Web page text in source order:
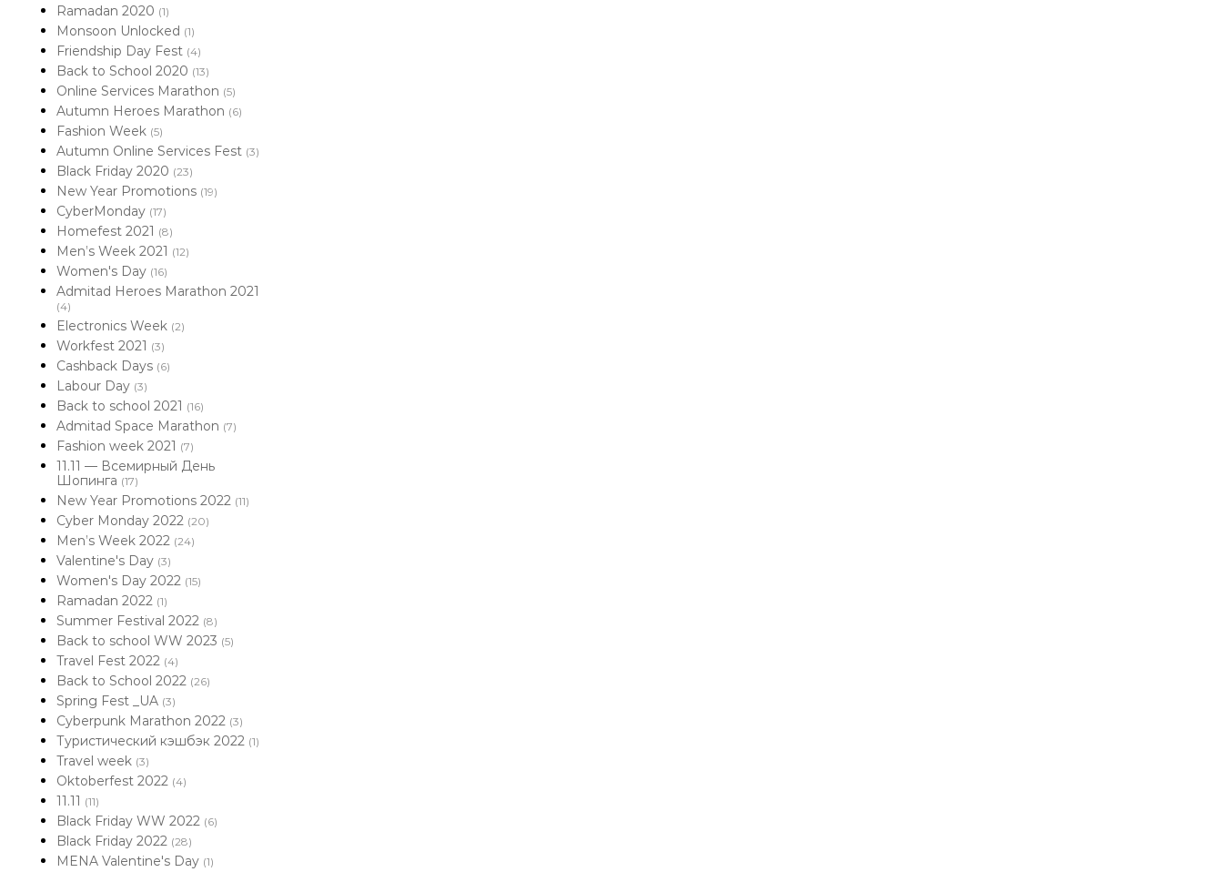
Ramadan 2020 (1)
Monsoon Unlocked (1)
Friendship Day Fest (4)
Back to School 2020 (13)
Online Services Marathon (5)
Autumn Heroes Marathon (6)
Fashion Week (5)
Autumn Online Services Fest (3)
Black Friday 2020 (23)
New Year Promotions (19)
CyberMonday (17)
Homefest 2021 (8)
Men’s Week 2021 (12)
Women's Day (16)
Admitad Heroes Marathon 2021
(4)
Electronics Week (2)
Workfest 2021 (3)
Cashback Days (6)
Labour Day (3)
Back to school 2021 (16)
Admitad Space Marathon (7)
Fashion week 2021 (7)
11.11 — Всемирный День
Шопинга (17)
New Year Promotions 2022 (11)
Cyber Monday 2022 (20)
Men’s Week 2022 (24)
Valentine's Day (3)
Women's Day 2022 (15)
Ramadan 2022 (1)
Summer Festival 2022 (8)
Back to school WW 2023 (5)
Travel Fest 2022 (4)
Back to School 2022 (26)
Spring Fest _UA (3)
Cyberpunk Marathon 2022 (3)
Туристический кэшбэк 2022 (1)
Travel week (3)
Oktoberfest 2022 (4)
11.11 (11)
Black Friday WW 2022 (6)
Black Friday 2022 (28)
MENA Valentine's Day (1)